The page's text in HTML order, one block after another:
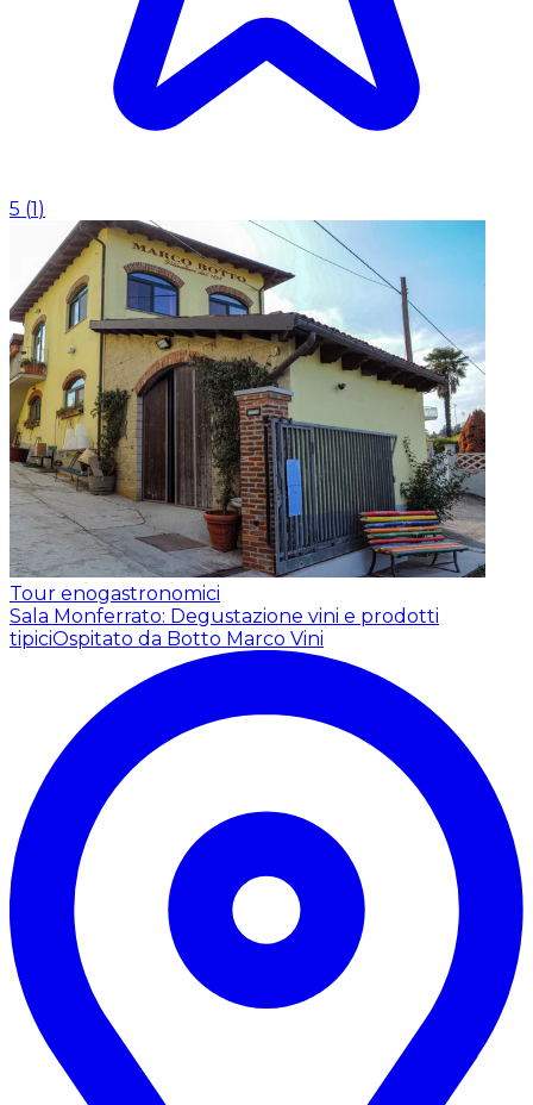
5 (1 )
Tour enogastronomici
Sala Monferrato: Degustazione vini e prodotti
tipiciOspitato da Botto Marco Vini